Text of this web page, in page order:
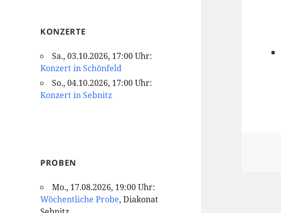
KONZERTE
Sa., 03.10.2026, 17:00 Uhr:
Konzert in Schönfeld
So., 04.10.2026, 17:00 Uhr:
Konzert in Sebnitz
PROBEN
Mo., 17.08.2026, 19:00 Uhr:
Wöchentliche Probe, Diakonat